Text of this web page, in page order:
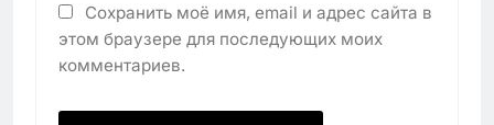
Сохранить моё имя, email и адрес сайта в
этом браузере для последующих моих
комментариев.